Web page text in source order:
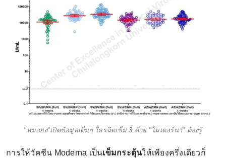
"หมอยง"เปิดข้อมูลเต็มๆ ใครฉีดเข็ม 3 ด้วย "โมเดอร์นา" ต้องรู้
การให้วัคซีน Moderna เป็นเข็มกระตุ้นให้เพียงครึ่งเดียวก็